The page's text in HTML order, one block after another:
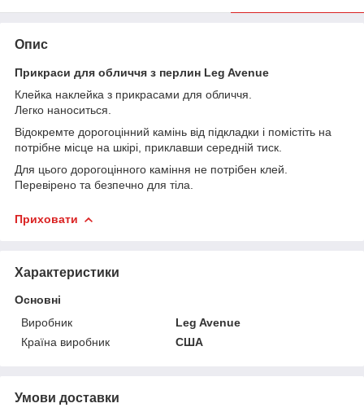
Опис
Прикраси для обличчя з перлин Leg Avenue
Клейка наклейка з прикрасами для обличчя.
Легко наноситься.
Відокремте дорогоцінний камінь від підкладки і помістіть на
потрібне місце на шкірі, приклавши середній тиск.
Для цього дорогоцінного каміння не потрібен клей.
Перевірено та безпечно для тіла.
Приховати
Характеристики
Основні
Виробник
Leg Avenue
Країна виробник
США
Умови доставки